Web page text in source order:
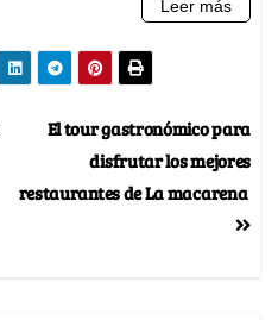
El tour gastronómico para
disfrutar los mejores
restaurantes de La macarena